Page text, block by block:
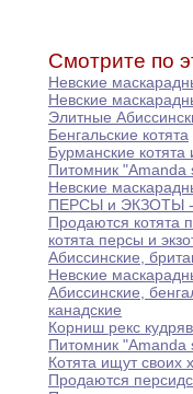
Смотрите по
Невские
Невские
Элитные
Бенгальские котята
Бурманские
Питомник "Amanda
Невские
ПЕРСЫ и ЭКЗОТЫ -
Продаются котята
котята персы и
Абиссинские,
Невские
Абиссинские,
канадские
Корниш рекс
Питомник "Amanda
Котята ищут своих
Продаются